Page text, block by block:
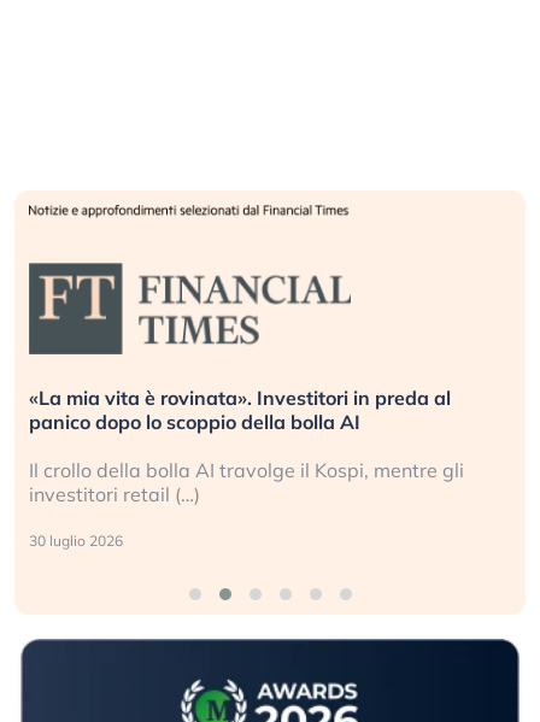
«La mia vita è rovinata». Investitori in preda al
panico dopo lo scoppio della bolla AI
Il crollo della bolla AI travolge il Kospi, mentre gli
investitori retail (…)
30 luglio 2026